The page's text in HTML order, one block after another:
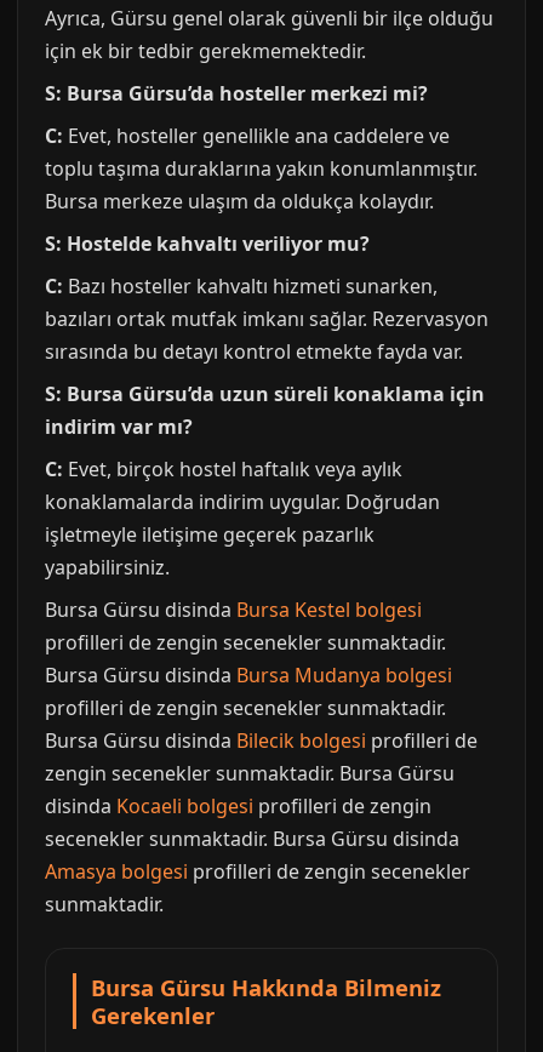
Ayrıca, Gürsu genel olarak güvenli bir ilçe olduğu
için ek bir tedbir gerekmemektedir.
S: Bursa Gürsu’da hosteller merkezi mi?
C: Evet, hosteller genellikle ana caddelere ve
toplu taşıma duraklarına yakın konumlanmıştır.
Bursa merkeze ulaşım da oldukça kolaydır.
S: Hostelde kahvaltı veriliyor mu?
C: Bazı hosteller kahvaltı hizmeti sunarken,
bazıları ortak mutfak imkanı sağlar. Rezervasyon
sırasında bu detayı kontrol etmekte fayda var.
S: Bursa Gürsu’da uzun süreli konaklama için
indirim var mı?
C: Evet, birçok hostel haftalık veya aylık
konaklamalarda indirim uygular. Doğrudan
işletmeyle iletişime geçerek pazarlık
yapabilirsiniz.
Bursa Gürsu disinda Bursa Kestel bolgesi
profilleri de zengin secenekler sunmaktadir.
Bursa Gürsu disinda Bursa Mudanya bolgesi
profilleri de zengin secenekler sunmaktadir.
Bursa Gürsu disinda Bilecik bolgesi profilleri de
zengin secenekler sunmaktadir. Bursa Gürsu
disinda Kocaeli bolgesi profilleri de zengin
secenekler sunmaktadir. Bursa Gürsu disinda
Amasya bolgesi profilleri de zengin secenekler
sunmaktadir.
Bursa Gürsu Hakkında Bilmeniz
Gerekenler